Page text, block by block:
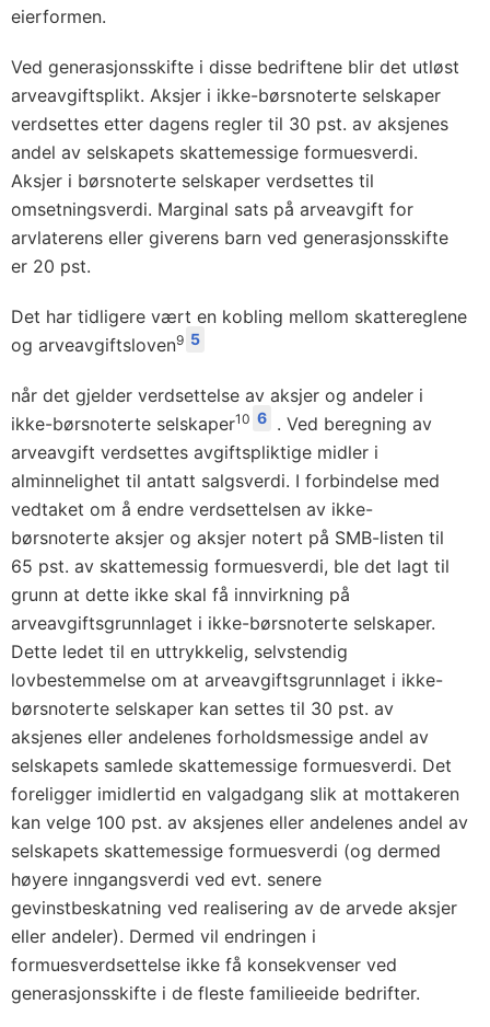
eierformen.
Ved generasjonsskifte i disse bedriftene blir det utløst
arveavgiftsplikt. Aksjer i ikke-børsnoterte selskaper
verdsettes etter dagens regler til 30 pst. av aksjenes
andel av selskapets skattemessige formuesverdi.
Aksjer i børsnoterte selskaper verdsettes til
omsetningsverdi. Marginal sats på arveavgift for
arvlaterens eller giverens barn ved generasjonsskifte
er 20 pst.
Det har tidligere vært en kobling mellom skattereglene
og arveavgiftsloven9 5
når det gjelder verdsettelse av aksjer og andeler i
ikke-børsnoterte selskaper10 6 . Ved beregning av
arveavgift verdsettes avgiftspliktige midler i
alminnelighet til antatt salgsverdi. I forbindelse med
vedtaket om å endre verdsettelsen av ikke-
børsnoterte aksjer og aksjer notert på SMB-listen til
65 pst. av skattemessig formuesverdi, ble det lagt til
grunn at dette ikke skal få innvirkning på
arveavgiftsgrunnlaget i ikke-børsnoterte selskaper.
Dette ledet til en uttrykkelig, selvstendig
lovbestemmelse om at arveavgiftsgrunnlaget i ikke-
børsnoterte selskaper kan settes til 30 pst. av
aksjenes eller andelenes forholdsmessige andel av
selskapets samlede skattemessige formuesverdi. Det
foreligger imidlertid en valgadgang slik at mottakeren
kan velge 100 pst. av aksjenes eller andelenes andel av
selskapets skattemessige formuesverdi (og dermed
høyere inngangsverdi ved evt. senere
gevinstbeskatning ved realisering av de arvede aksjer
eller andeler). Dermed vil endringen i
formuesverdsettelse ikke få konsekvenser ved
generasjonsskifte i de fleste familieeide bedrifter.